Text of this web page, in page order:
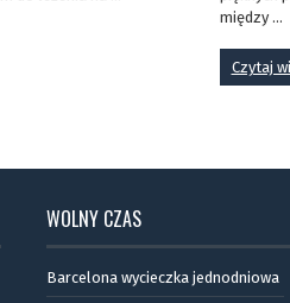
między ...
Czytaj
WOLNY CZAS
Barcelona wycieczka jednodniowa